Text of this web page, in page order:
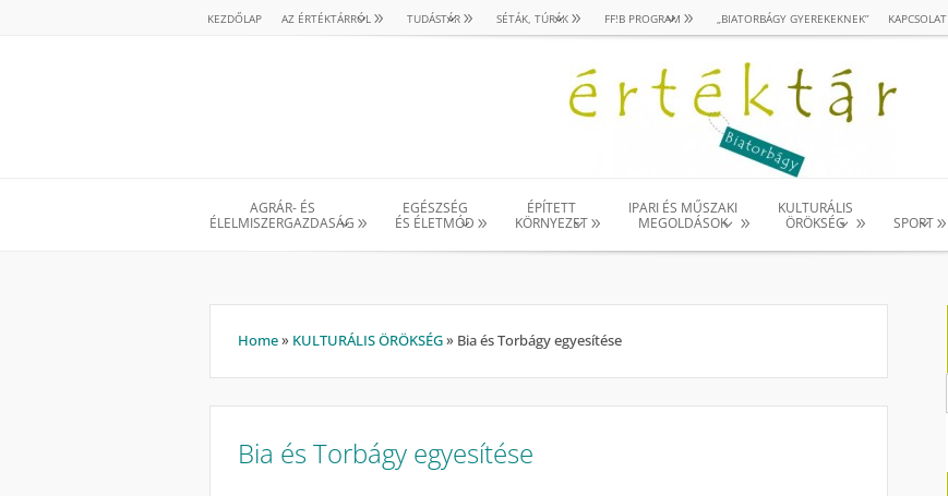
KEZDŐLAP AZ ÉRTÉKTÁRRÓL TUDÁSTÁR SÉTÁK, TÚRÁK FF!B PROGRAM „BIATORBÁGY GYEREKEKNEK” KAPCSOLAT
AGRÁR- ÉS
ÉLELMISZERGAZDASÁG
EGÉSZSÉG
ÉS ÉLETMÓD
ÉPÍTETT
KÖRNYEZET
IPARI ÉS MŰSZAKI
MEGOLDÁSOK
KULTURÁLIS
ÖRÖKSÉG
SPORT
Home» KULTURÁLIS ÖRÖKSÉG» Bia és Torbágy egyesítése
Bia és Torbágy egyesítése